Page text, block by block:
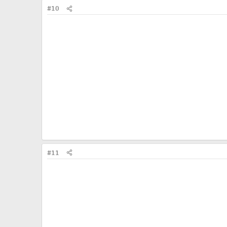
#10
#11